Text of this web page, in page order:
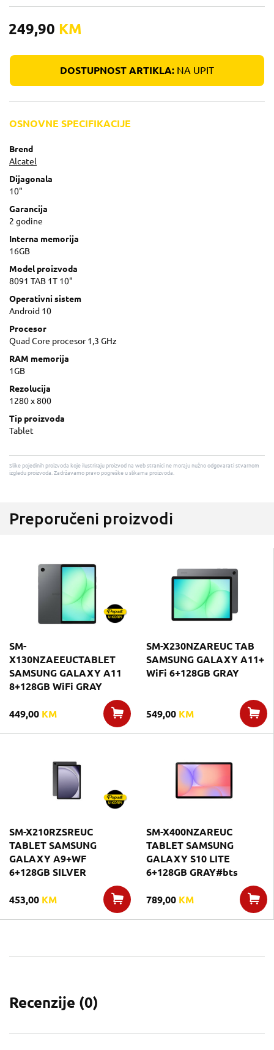
249,90 KM
DOSTUPNOST ARTIKLA: NA UPIT
OSNOVNE SPECIFIKACIJE
Brend
Alcatel
Dijagonala
10"
Garancija
2 godine
Interna memorija
16GB
Model proizvoda
8091 TAB 1T 10"
Operativni sistem
Android 10
Procesor
Quad Core procesor 1,3 GHz
RAM memorija
1GB
Rezolucija
1280 x 800
Tip proizvoda
Tablet
Slike pojedinih proizvoda koje ilustriraju proizvod na web stranici ne moraju nužno odgovarati stvarnom
izgledu proizvoda. Zadržavamo pravo pogreške u slikama proizvoda.
Preporučeni proizvodi
SM-
X130NZAEEUCTABLET
SAMSUNG GALAXY A11
8+128GB WiFi GRAY
449,00 KM
SM-X230NZAREUC TAB
SAMSUNG GALAXY A11+
WiFi 6+128GB GRAY
549,00 KM
SM-X210RZSREUC
TABLET SAMSUNG
GALAXY A9+WF
6+128GB SILVER
453,00 KM
SM-X400NZAREUC
TABLET SAMSUNG
GALAXY S10 LITE
6+128GB GRAY#bts
789,00 KM
Recenzije (0)